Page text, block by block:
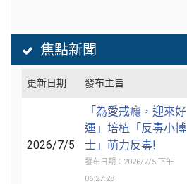
焦點新聞
更新日期 發布主旨
2026/7/5
「為愛戒癮，迎來好
運」培植「反毒小博
士」萌力反毒!
發布日期：2026/7/5 下午
06:27:28